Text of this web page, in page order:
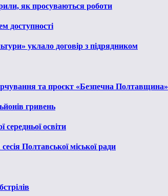
як просуваються роботи
доступності
уклало договір з підрядником
та проєкт «Безпечна Полтавщина»
гривень
освіти
Полтавської міської ради